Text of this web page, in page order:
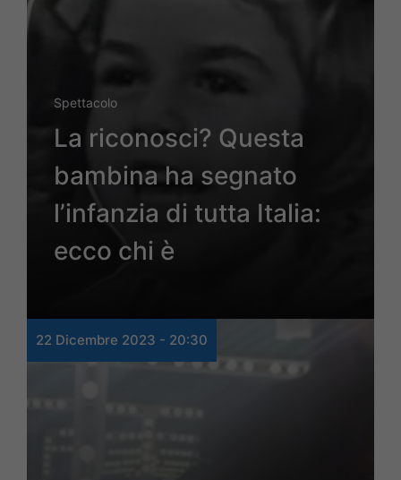
Spettacolo
La riconosci? Questa
bambina ha segnato
l’infanzia di tutta Italia:
ecco chi è
22 Dicembre 2023 - 20:30